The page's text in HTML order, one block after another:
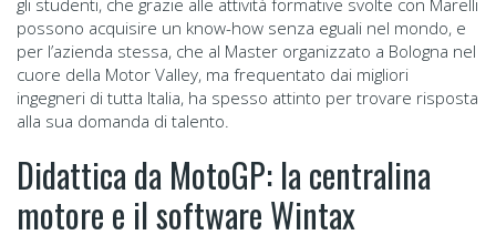
gli studenti, che grazie alle attività formative svolte con Marelli
possono acquisire un know-how senza eguali nel mondo, e
per l’azienda stessa, che al Master organizzato a Bologna nel
cuore della Motor Valley, ma frequentato dai migliori
ingegneri di tutta Italia, ha spesso attinto per trovare risposta
alla sua domanda di talento.
Didattica da MotoGP: la centralina
motore e il software Wintax